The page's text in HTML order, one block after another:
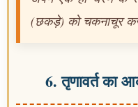
(छकड़े) को चकनाचूर कर
6. तृणावर्त का